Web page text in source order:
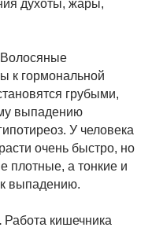
духоты, жары,
Волосяные
к гормональной
грубыми,
выпадению
У человека
очень быстро, но
плотные, а тонкие и
выпадению.
Работа кишечника